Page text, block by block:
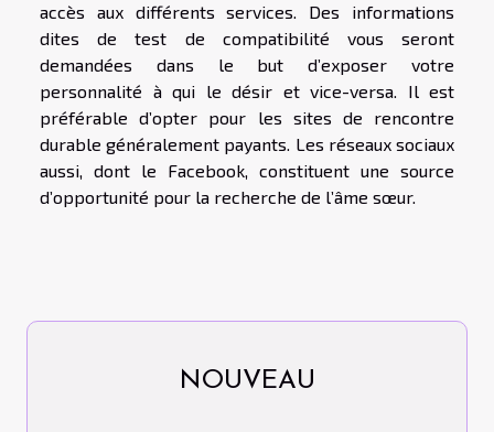
accès aux différents services. Des informations
dites de test de compatibilité vous seront
demandées dans le but d’exposer votre
personnalité à qui le désir et vice-versa. Il est
préférable d’opter pour les sites de rencontre
durable généralement payants. Les réseaux sociaux
aussi, dont le Facebook, constituent une source
d’opportunité pour la recherche de l’âme sœur.
NOUVEAU